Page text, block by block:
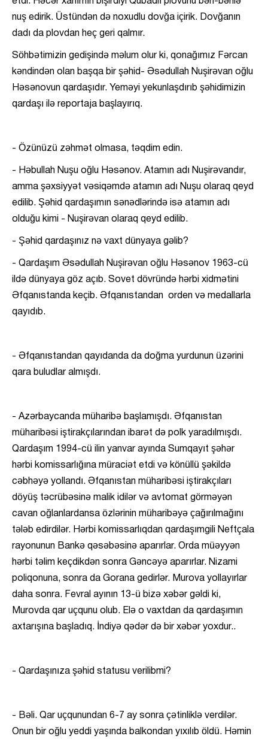
nuş edirik. Üstündən də noxudlu dovğa içirik. Dovğanın
dadı da plovdan heç geri qalmır.
Söhbətimizin gedişində məlum olur ki, qonağımız Fərcan
kəndindən olan başqa bir şəhid- Əsədullah Nuşirəvan oğlu
Həsənovun qardaşıdır. Yeməyi yekunlaşdırıb şəhidimizin
qardaşı ilə reportaja başlayırıq.
- Özünüzü zəhmət olmasa, təqdim edin.
- Həbullah Nuşu oğlu Həsənov. Atamın adı Nuşirəvandır,
amma şəxsiyyət vəsiqəmdə atamın adı Nuşu olaraq qeyd
edilib. Şəhid qardaşımın sənədlərində isə atamın adı
olduğu kimi - Nuşirəvan olaraq qeyd edilib.
- Şəhid qardaşınız nə vaxt dünyaya gəlib?
- Qardaşım Əsədullah Nuşirəvan oğlu Həsənov 1963-cü
ildə dünyaya göz açıb. Sovet dövründə hərbi xidmətini
Əfqanıstanda keçib. Əfqanıstandan orden və medallarla
qayıdıb.
- Əfqanıstandan qayıdanda da doğma yurdunun üzərini
qara buludlar almışdı.
- Azərbaycanda müharibə başlamışdı. Əfqanıstan
müharibəsi iştirakçılarından ibarət də polk yaradılmışdı.
Qardaşım 1994-cü ilin yanvar ayında Sumqayıt şəhər
hərbi komissarlığına müraciət etdi və könüllü şəkildə
cəbhəyə yollandı. Əfqanıstan müharibəsi iştirakçıları
döyüş təcrübəsinə malik idilər və avtomat görməyən
cavan oğlanlardansa özlərinin müharibəyə çağırılmağını
tələb edirdilər. Hərbi komissarlıqdan qardaşımgili Neftçala
rayonunun Bankə qəsəbəsinə aparırlar. Orda müəyyən
hərbi təlim keçdikdən sonra Gəncəyə aparırlar. Nizami
poliqonuna, sonra da Gorana gedirlər. Murova yollayırlar
daha sonra. Fevral ayının 13-ü bizə xəbər gəldi ki,
Murovda qar uçqunu olub. Elə o vaxtdan da qardaşımın
axtarışına başladıq. İndiyə qədər də bir xəbər yoxdur..
- Qardaşınıza şəhid statusu verilibmi?
- Bəli. Qar uçqunundan 6-7 ay sonra çətinliklə verdilər.
Onun bir oğlu yeddi yaşında balkondan yıxılıb öldü. Həmin